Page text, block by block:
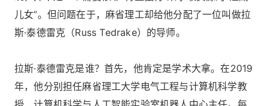
儿女”。但问题在于，麻省理工却给他分配了一位叫做拉
斯·泰德雷克（Russ Tedrake）的导师。
拉斯·泰德雷克是谁？首先，他肯定是学术大拿。在2019
年，他分别担任麻省理工大学电气工程与计算机科学教